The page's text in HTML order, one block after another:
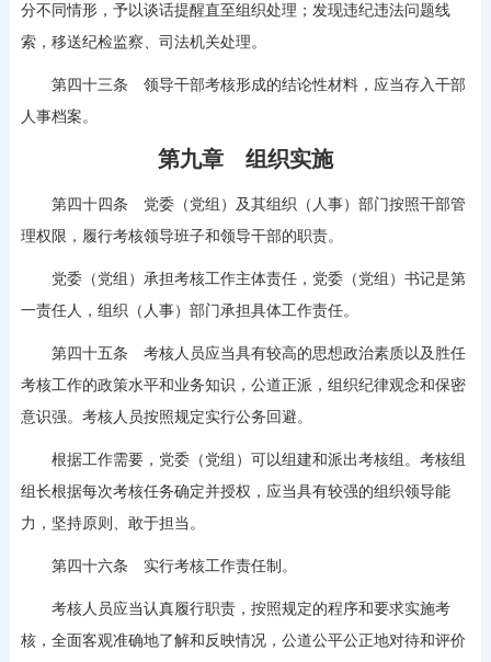
分不同情形，予以谈话提醒直至组织处理；发现违纪违法问题线
索，移送纪检监察、司法机关处理。
第四十三条 领导干部考核形成的结论性材料，应当存入干部
人事档案。
第九章 组织实施
第四十四条 党委（党组）及其组织（人事）部门按照干部管
理权限，履行考核领导班子和领导干部的职责。
党委（党组）承担考核工作主体责任，党委（党组）书记是第
一责任人，组织（人事）部门承担具体工作责任。
第四十五条 考核人员应当具有较高的思想政治素质以及胜任
考核工作的政策水平和业务知识，公道正派，组织纪律观念和保密
意识强。考核人员按照规定实行公务回避。
根据工作需要，党委（党组）可以组建和派出考核组。考核组
组长根据每次考核任务确定并授权，应当具有较强的组织领导能
力，坚持原则、敢于担当。
第四十六条 实行考核工作责任制。
考核人员应当认真履行职责，按照规定的程序和要求实施考
核，全面客观准确地了解和反映情况，公道公平公正地对待和评价